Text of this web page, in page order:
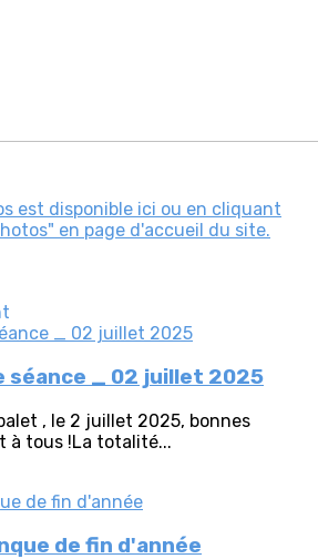
est disponible ici ou en cliquant
en page d'accueil du site.
séance _ 02 juillet 2025
, le 2 juillet 2025, bonnes
à tous !La totalité...
de fin d'année